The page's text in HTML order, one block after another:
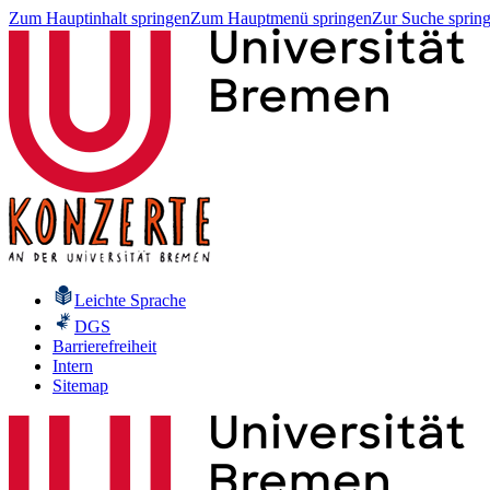
Zum Hauptinhalt springenZum Hauptmenü springenZur Suche
Leichte Sprache
DGS
Barrierefreiheit
Intern
Sitemap